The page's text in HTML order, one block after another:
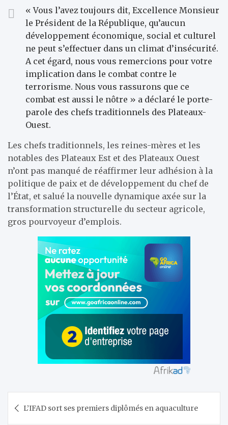
« Vous l’avez toujours dit, Excellence Monsieur
le Président de la République, qu’aucun
développement économique, social et culturel
ne peut s’effectuer dans un climat d’insécurité.
A cet égard, nous vous remercions pour votre
implication dans le combat contre le
terrorisme. Nous vous rassurons que ce
combat est aussi le nôtre » a déclaré le porte-
parole des chefs traditionnels des Plateaux-
Ouest.
Les chefs traditionnels, les reines-mères et les
notables des Plateaux Est et des Plateaux Ouest
n’ont pas manqué de réaffirmer leur adhésion à la
politique de paix et de développement du chef de
l’État, et salué la nouvelle dynamique axée sur la
transformation structurelle du secteur agricole,
gros pourvoyeur d’emplois.
de L’IFAD sort ses premiers diplômés en aquaculture